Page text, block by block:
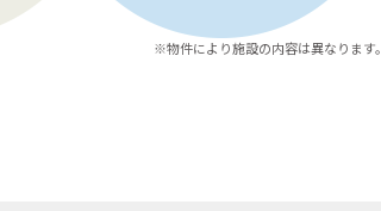
※物件により施設の内容は異なります。